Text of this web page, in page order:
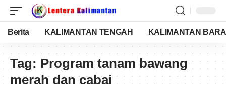
Berita KALIMANTAN TENGAH KALIMANTAN
Tag: Program tanam bawang
merah dan cabai